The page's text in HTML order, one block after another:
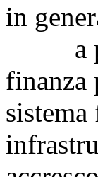
in
a
finanza